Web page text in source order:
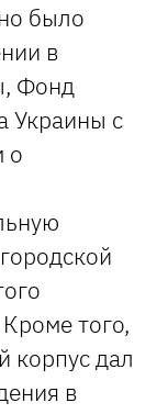
было
в
Фонд
Украины с
о
того,
корпус дал
в